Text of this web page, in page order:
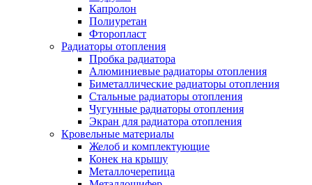
Капролон
Полиуретан
Фторопласт
Радиаторы отопления
Пробка радиатора
Алюминиевые радиаторы отопления
Биметаллические радиаторы отопления
Стальные радиаторы отопления
Чугунные радиаторы отопления
Экран для радиатора отопления
Кровельные материалы
Желоб и комплектующие
Конек на крышу
Металлочерепица